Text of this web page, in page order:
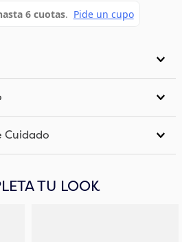
Cuidado
TU LOOK